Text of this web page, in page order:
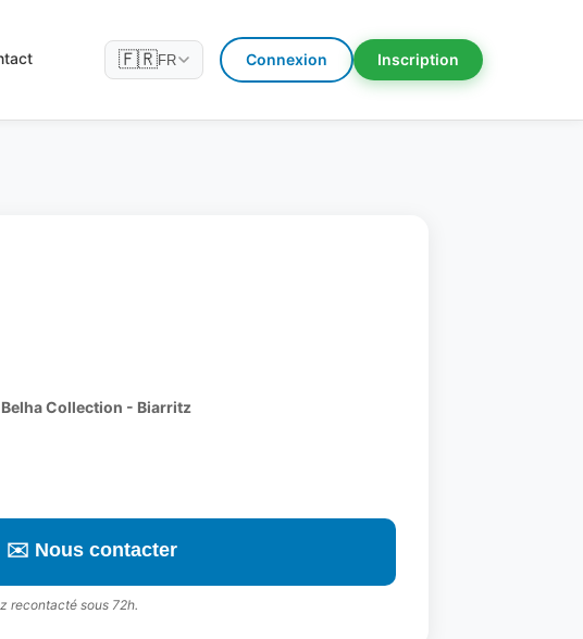
🇫🇷FR Connexion Inscription
Collection - Biarritz
✉️ Nous contacter
recontacté sous 72h.